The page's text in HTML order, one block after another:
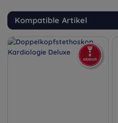
Kompatible Artikel